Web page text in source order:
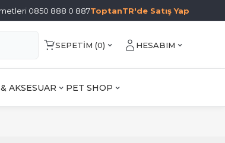
0850 888 0 887ToptanTR'de Satış Yap
SEPETIM (0) HESABIM
AKSESUAR PET SHOP